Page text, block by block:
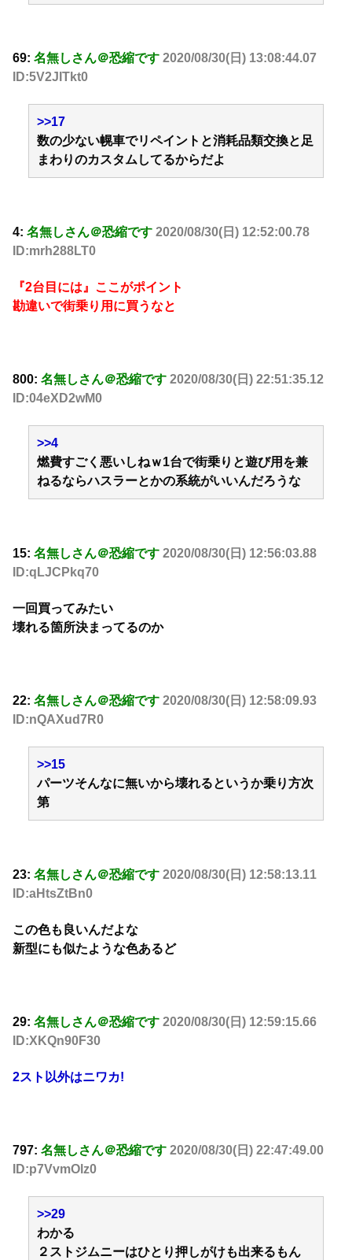
69: 名無しさん＠恐縮です 2020/08/30(日) 13:08:44.07
ID:5V2JITkt0
>>17
数の少ない幌車でリペイントと消耗品類交換と足
まわりのカスタムしてるからだよ
4: 名無しさん＠恐縮です 2020/08/30(日) 12:52:00.78
ID:mrh288LT0
『2台目には』ここがポイント
勘違いで街乗り用に買うなと
800: 名無しさん＠恐縮です 2020/08/30(日) 22:51:35.12
ID:04eXD2wM0
>>4
燃費すごく悪いしねｗ1台で街乗りと遊び用を兼
ねるならハスラーとかの系統がいいんだろうな
15: 名無しさん＠恐縮です 2020/08/30(日) 12:56:03.88
ID:qLJCPkq70
一回買ってみたい
壊れる箇所決まってるのか
22: 名無しさん＠恐縮です 2020/08/30(日) 12:58:09.93
ID:nQAXud7R0
>>15
パーツそんなに無いから壊れるというか乗り方次
第
23: 名無しさん＠恐縮です 2020/08/30(日) 12:58:13.11
ID:aHtsZtBn0
この色も良いんだよな
新型にも似たような色あるど
29: 名無しさん＠恐縮です 2020/08/30(日) 12:59:15.66
ID:XKQn90F30
2スト以外はニワカ!
797: 名無しさん＠恐縮です 2020/08/30(日) 22:47:49.00
ID:p7VvmOlz0
>>29
わかる
２ストジムニーはひとり押しがけも出来るもん